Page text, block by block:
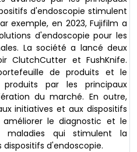
d'endoscopie stimulent
exemple, en 2023, Fujifilm a
d'endoscopie pour les
La société a lancé deux
ClutchCutter et FushKnife.
de produits et le
par les principaux
du marché. En outre,
initiatives et aux dispositifs
le diagnostic et le
maladies qui stimulent la
d'endoscopie.